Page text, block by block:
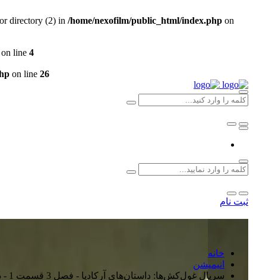
directory (2) in /home/nexofilm/public_html/index.php on
on line 4
on line 26
ثبت نام
خانه
انیمیشن
سریال غول‌کش‌ها: داستان‌های آرکادیا - فصل 3 قسمت 1 - دانلود دوبله